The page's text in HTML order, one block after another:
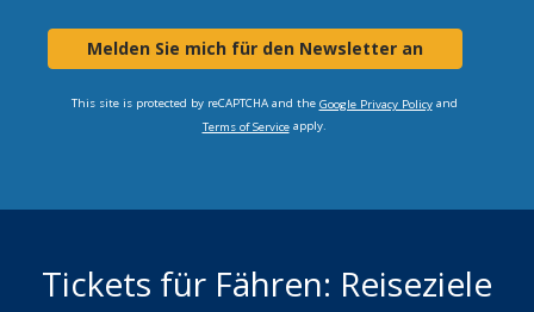
Melden Sie mich für den Newsletter an
This site is protected by reCAPTCHA and the Google Privacy Policyand
Terms of Serviceapply.
Tickets für Fähren: Reiseziele